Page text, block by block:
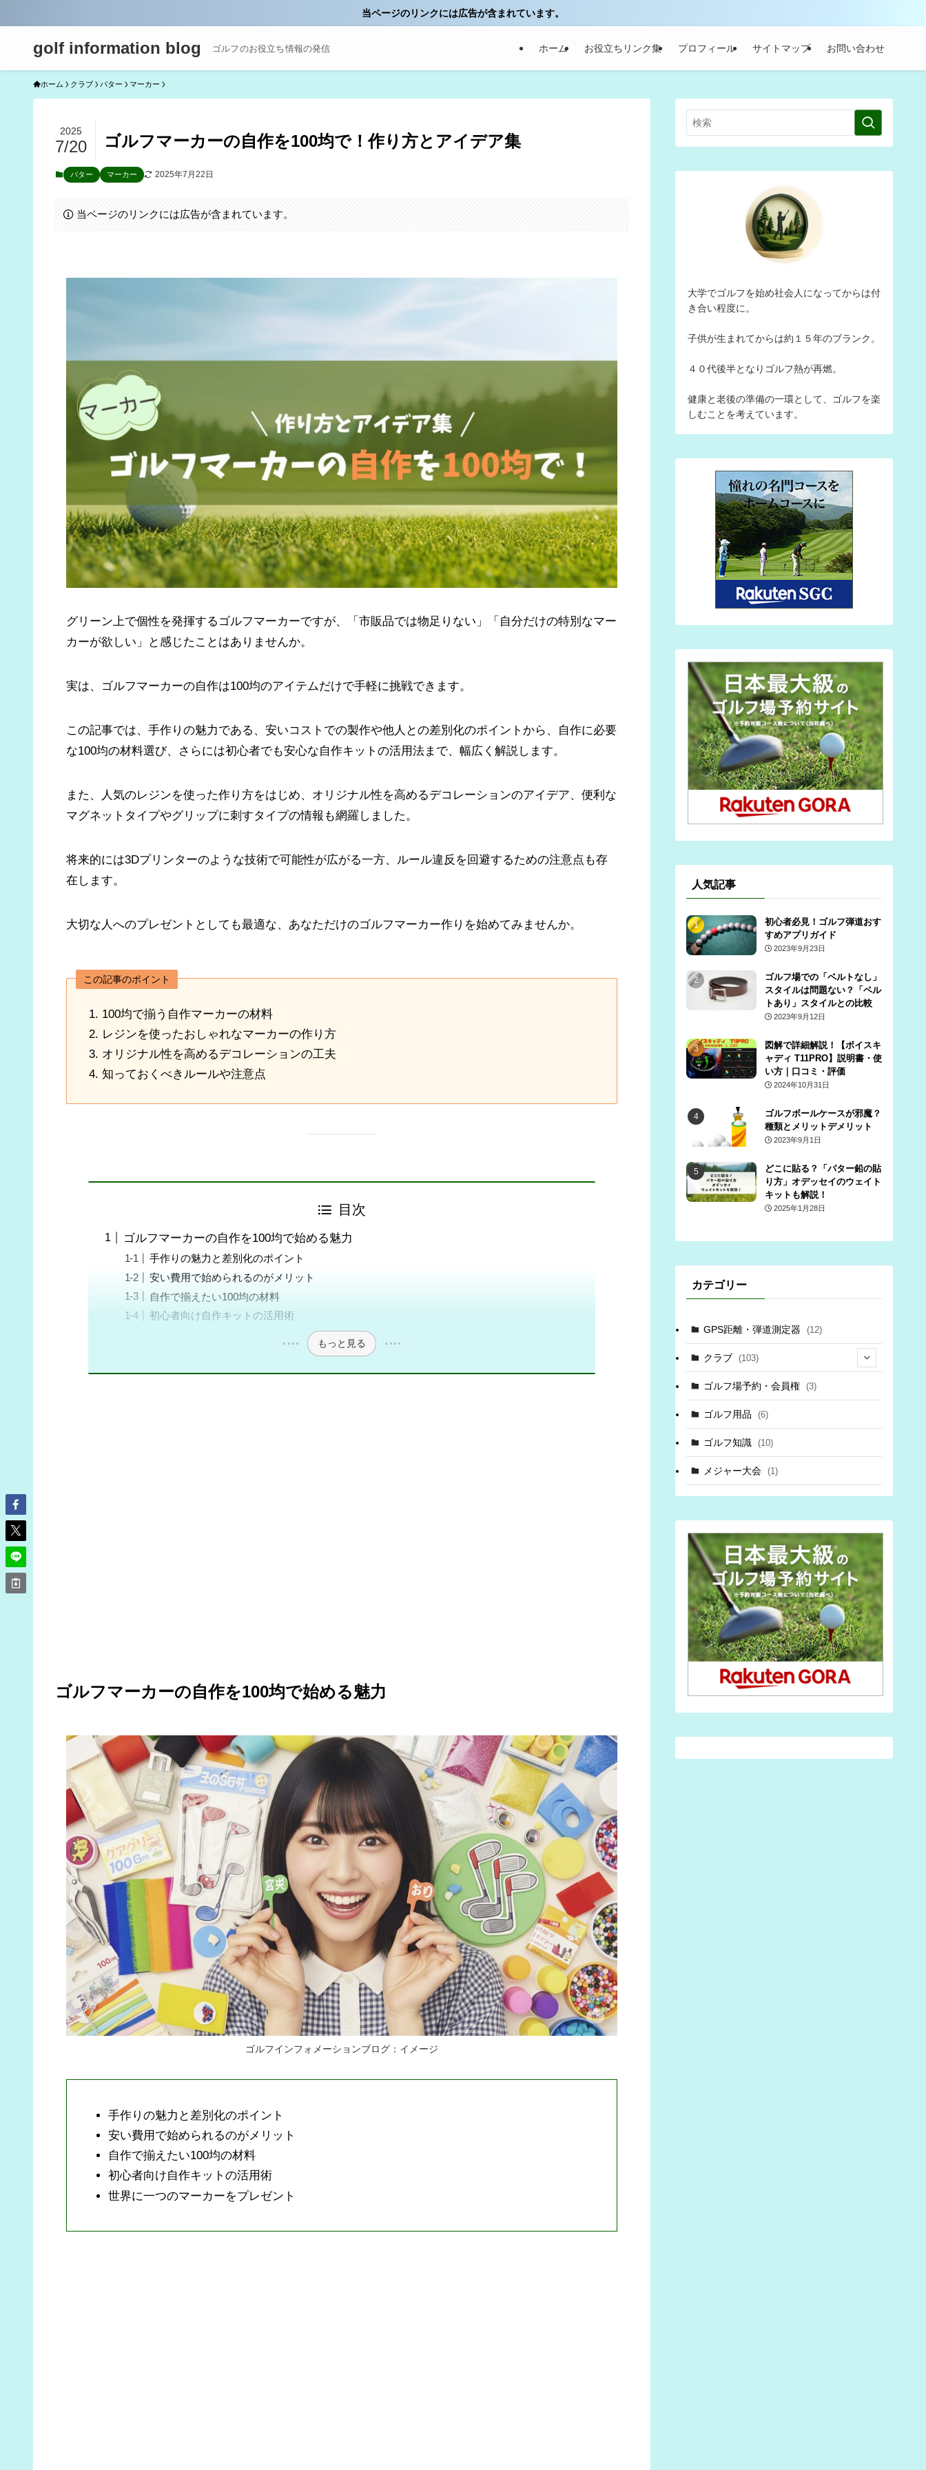
当ページのリンクには広告が含まれています。
golf information blog ゴルフのお役立ち情報の発信 ホーム お役立ちリンク集 プロフィール サイトマップ お問い合わせ
ホーム クラブ パター マーカー
ゴルフマーカーの自作を100均で！作り方とアイデア集
2025
7/20
パター マーカー 2025年7月22日
当ページのリンクには広告が含まれています。
グリーン上で個性を発揮するゴルフマーカーですが、「市販品では物足りない」「自分だけの特別なマー
カーが欲しい」と感じたことはありませんか。
実は、ゴルフマーカーの自作は100均のアイテムだけで手軽に挑戦できます。
この記事では、手作りの魅力である、安いコストでの製作や他人との差別化のポイントから、自作に必要
な100均の材料選び、さらには初心者でも安心な自作キットの活用法まで、幅広く解説します。
また、人気のレジンを使った作り方をはじめ、オリジナル性を高めるデコレーションのアイデア、便利な
マグネットタイプやグリップに刺すタイプの情報も網羅しました。
将来的には3Dプリンターのような技術で可能性が広がる一方、ルール違反を回避するための注意点も存
在します。
大切な人へのプレゼントとしても最適な、あなただけのゴルフマーカー作りを始めてみませんか。
この記事のポイント
100均で揃う自作マーカーの材料
レジンを使ったおしゃれなマーカーの作り方
オリジナル性を高めるデコレーションの工夫
知っておくべきルールや注意点
目次
ゴルフマーカーの自作を100均で始める魅力
手作りの魅力と差別化のポイント
安い費用で始められるのがメリット
自作で揃えたい100均の材料
初心者向け自作キットの活用術
もっと見る
ゴルフマーカーの自作を100均で始める魅力
ゴルフインフォメーションブログ：イメージ
手作りの魅力と差別化のポイント
安い費用で始められるのがメリット
自作で揃えたい100均の材料
初心者向け自作キットの活用術
世界に一つのマーカーをプレゼント
大学でゴルフを始め社会人になってからは付
き合い程度に。
子供が生まれてからは約１５年のブランク。
４０代後半となりゴルフ熱が再燃。
健康と老後の準備の一環として、ゴルフを楽
しむことを考えています。
人気記事
初心者必見！ゴルフ弾道おす
すめアプリガイド
2023年9月23日
ゴルフ場での「ベルトなし」
スタイルは問題ない？「ベル
トあり」スタイルとの比較
2023年9月12日
図解で詳細解説！【ボイスキ
ャディ T11PRO】説明書・使
い方｜口コミ・評価
2024年10月31日
ゴルフボールケースが邪魔？
種類とメリットデメリット
2023年9月1日
どこに貼る？「パター鉛の貼
り方」オデッセイのウェイト
キットも解説！
2025年1月28日
カテゴリー
GPS距離・弾道測定器 (12)
クラブ (103)
(34)
(69)
(3)
(3)
(7)
(7)
(1)
(2)
(28)
ゴルフ場予約・会員権 (3)
ゴルフ用品 (6)
ゴルフ知識 (10)
メジャー大会 (1)